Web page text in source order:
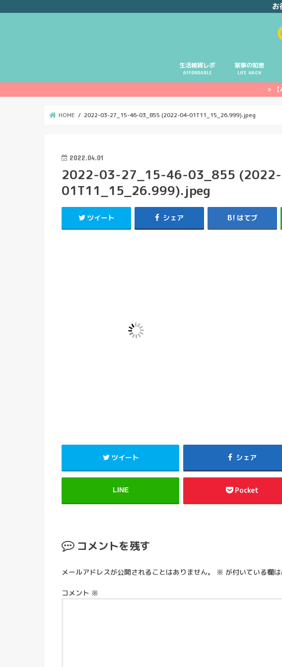
お
生活雑貨レポ
AFFORDABLE
家事の知恵
LIFE HACK
HOME 2022-03-27_15-46-03_855 (2022-04-01T11_15_26.999).jpeg
2022.04.01
2022-03-27_15-46-03_855
01T11_15_26.999).jpeg
ツイート シェア はてブ
ツイート シェア
LINE Pocket
コメントを残す
メールアドレスが公開されることはありません。 ※ が付いている欄
コメント ※